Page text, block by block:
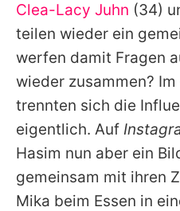
Alle Themen
App
Clea-Lacy Juhn (34)
teilen wieder ein
werfen damit Fragen
wieder zusammen?
trennten sich die
eigentlich. Auf
Hasim nun aber ein
gemeinsam mit ihren
Mika beim Essen in